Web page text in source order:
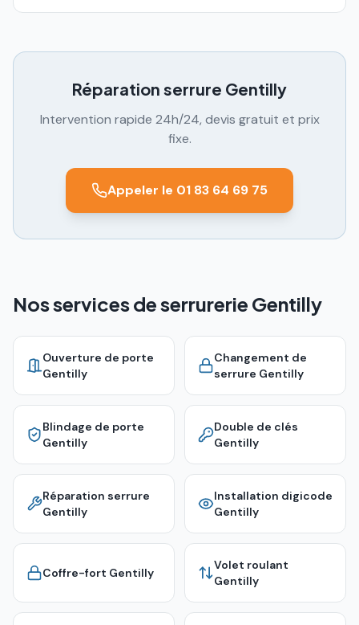
Réparation serrure Gentilly
Intervention rapide 24h/24, devis gratuit et prix
fixe.
Appeler le 01 83 64 69 75
Nos services de serrurerie Gentilly
Ouverture de porte
Gentilly
Changement de
serrure Gentilly
Blindage de porte
Gentilly
Double de clés
Gentilly
Réparation serrure
Gentilly
Installation digicode
Gentilly
Coffre-fort Gentilly
Volet roulant
Gentilly